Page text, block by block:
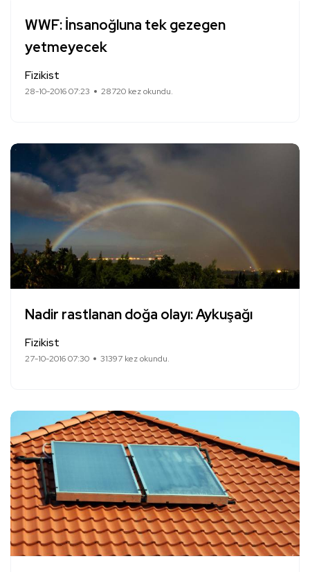
WWF: İnsanoğluna tek gezegen
yetmeyecek
Fizikist
28-10-2016 07:23 28720 kez okundu.
Nadir rastlanan doğa olayı: Aykuşağı
Fizikist
27-10-2016 07:30 31397 kez okundu.